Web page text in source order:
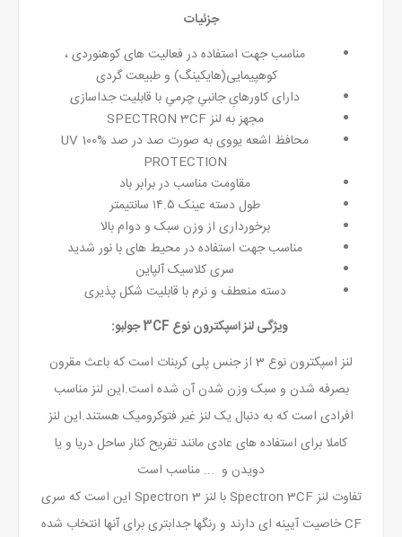
جزئیات
مناسب جهت استفاده در فعالیت های کوهنوردی ،
کوهپیمایی(هایکینگ) و طبیعت گردی
دارای کاورهایِ جانبیِ چرمیِ با قابلیت جداسازی
مجهز به لنز SPECTRON 3CF
محافظ اشعه یووی به صورت صد در صد UV 100%
PROTECTION
مقاومت مناسب در برابر باد
طول دسته عینک ۱۴.۵ سانتیمتر
برخورداری از وزن سبک و دوام بالا
مناسب جهت استفاده در محیط های با نور شدید
سری کلاسیک آلپاین
دسته منعطف و نرم با قابلیت شکل پذیری
ویژگی لنز اسپکترون نوع 3CF جولبو:
لنز اسپکترون نوع 3 از جنس پلی کربنات است که باعث مقرون
بصرفه شدن و سبک وزن شدن آن شده است.این لنز مناسب
افرادی است که به دنبال یک لنز غیر فتوکرومیک هستند.این لنز
کاملا برای استفاده های عادی مانند تفریح کنار ساحل دریا و یا
دویدن و ... مناسب است
تفاوت لنز Spectron 3CF با لنز Spectron 3 این است که سری
CF خاصیت آیینه ای دارند و رنگها جدابتری برای آنها انتخاب شده